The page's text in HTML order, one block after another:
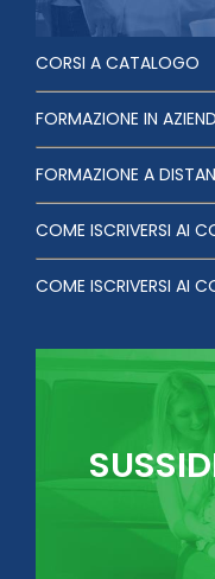
CORSI A CATALOGO
FORMAZIONE IN
FORMAZIONE A
COME ISCRIVERSI AI
COME ISCRIVERSI AI